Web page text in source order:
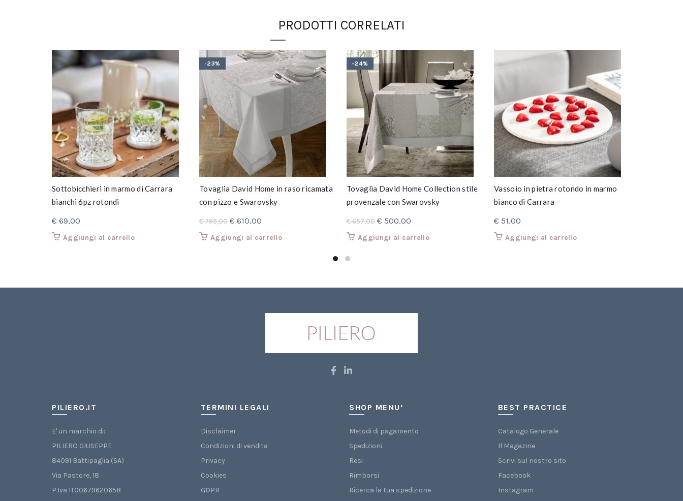
PRODOTTI CORRELATI
Sottobicchieri in marmo di Carrara
bianchi 6pz rotondi
€ 69,00
Aggiungi al carrello
-23%
Tovaglia David Home in raso ricamata
con pizzo e Swarovsky
€795,00 Il
prezzo
€ 610,00
prezzo
Aggiungi al carrello
-24%
Tovaglia David Home Collection stile
provenzale con Swarovsky
€657,00 Il
prezzo
€ 500,00
prezzo
Aggiungi al carrello
Vassoio in pietra rotondo in marmo
bianco di Carrara
€ 51,00
Aggiungi al carrello
PILIERO.IT
E' un marchio di:
PILIERO GIUSEPPE
84091 Battipaglia (SA)
Via Pastore, 18
P.Iva IT00679620658
TERMINI LEGALI
Disclaimer
Condizioni di vendita
Privacy
Cookies
GDPR
SHOP MENU’
Metodi di pagamento
Spedizioni
Resi
Rimborsi
Ricerca la tua spedizione
BEST PRACTICE
Catalogo Generale
Il Magazine
Scrivi sul nostro sito
Facebook
Instagram